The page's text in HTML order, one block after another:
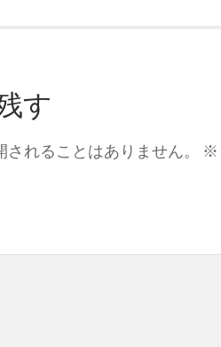
す
れることはありません。 ※